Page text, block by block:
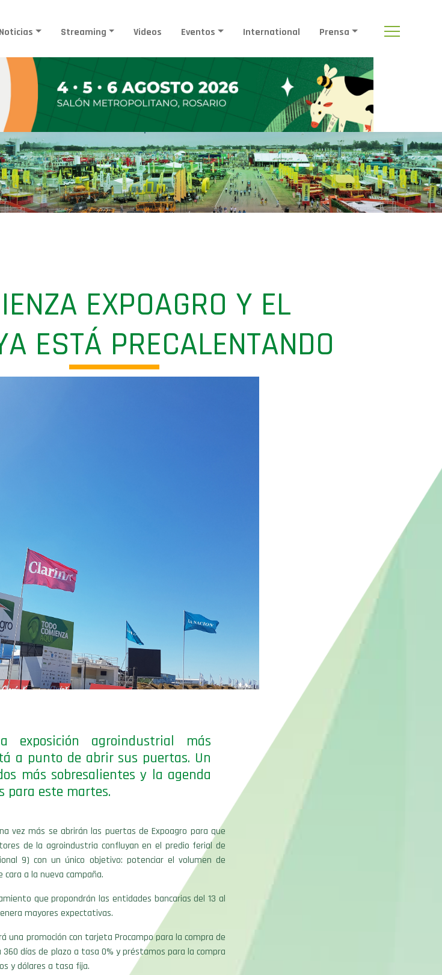
Noticias Streaming Videos Eventos International Prensa
EXPOAGRO Y EL
ESTÁ PRECALENTANDO
exposición agroindustrial más
a punto de abrir sus puertas. Un
más sobresalientes y la agenda
para este martes.
vez más se abrirán las puertas de Expoagro para que
de la agroindustria confluyan en el predio ferial de
9) con un único objetivo: potenciar el volumen de
a la nueva campaña.
que propondrán las entidades bancarias del 13 al
mayores expectativas.
una promoción con tarjeta Procampo para la compra de
días de plazo a tasa 0% y préstamos para la compra
y dólares a tasa fija.